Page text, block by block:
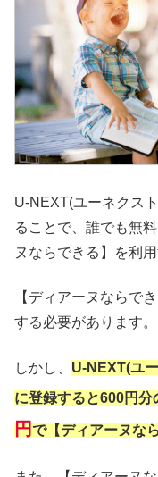
U-NEXT(ユーネクス
ることで、誰でも無
ヌならできる】を利
【ディアーヌならで
する必要があります。
しかし、 U-NEXT(ユ
に登録すると600円分
円で【ディアーヌな